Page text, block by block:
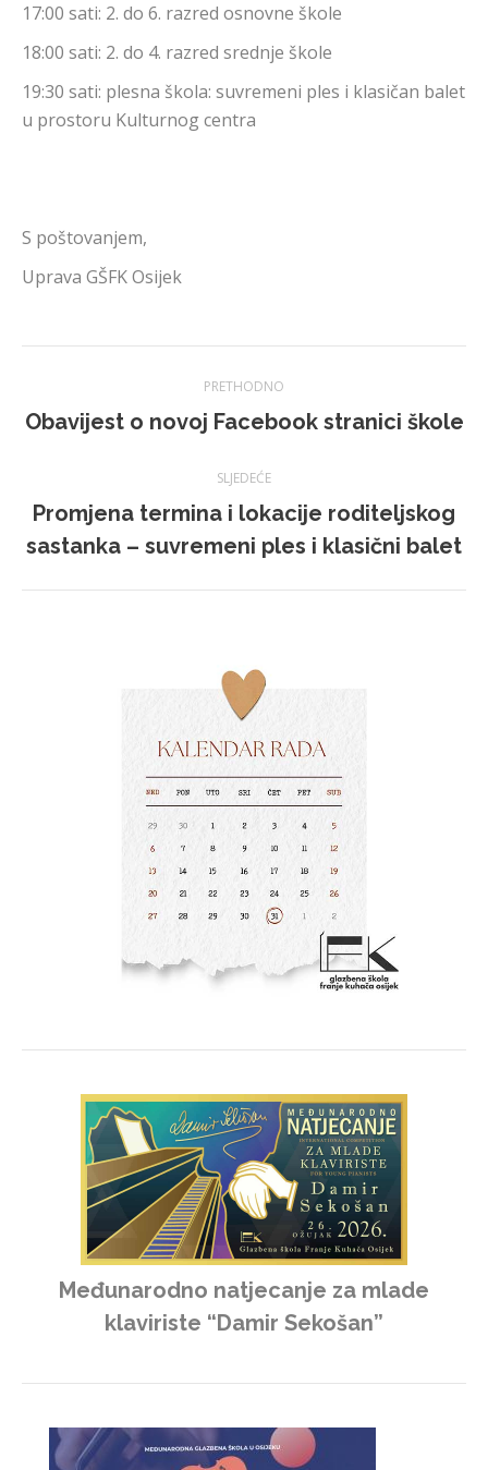
17:00 sati: 2. do 6. razred osnovne škole
18:00 sati: 2. do 4. razred srednje škole
19:30 sati: plesna škola: suvremeni ples i klasičan balet
u prostoru Kulturnog centra
S poštovanjem,
Uprava GŠFK Osijek
PRETHODNO
Prethodna
Obavijest o novoj Facebook stranici škole
SLJEDEĆE
Sljedeća
objava:
Promjena termina i lokacije roditeljskog
sastanka – suvremeni ples i klasični balet
Međunarodno natjecanje za mlade
klaviriste “Damir Sekošan”